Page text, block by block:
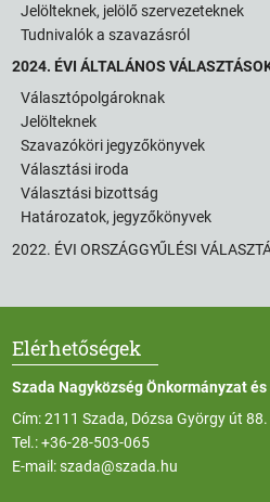
Jelölteknek, jelölő szervezeteknek
Tudnivalók a szavazásról
2024. ÉVI ÁLTALÁNOS
Választópolgároknak
Jelölteknek
Szavazóköri jegyzőkönyvek
Választási iroda
Választási bizottság
Határozatok, jegyzőkönyvek
2022. ÉVI ORSZÁGGYŰLÉSI
Elérhetőségek
Szada Nagyközség Önkormányzat
Cím: 2111 Szada, Dózsa György út 88.
Tel.:+36-28-503-065
E-mail:szada@szada.hu